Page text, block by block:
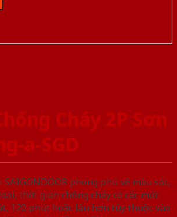
Cháy 2P Sơn
a-SGD
phong phú về màu sắc,
thời gian chống cháy có các mức
120 phút hoặc lâu hơn tùy thuộc vào